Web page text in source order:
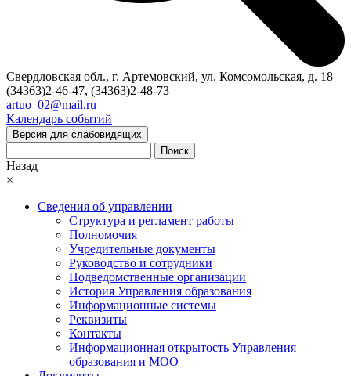
Свердловская обл., г. Артемовский, ул. Комсомольская, д. 18
(34363)2-46-47, (34363)2-48-73
artuo_02@mail.ru
Календарь событий
Версия для слабовидящих
Поиск
Назад
×
Сведения об управлении
Структура и регламент работы
Полномочия
Учредительные документы
Руководство и сотрудники
Подведомственные организации
История Управления образования
Информационные системы
Реквизиты
Контакты
Информационная открытость Управления
образования и МОО